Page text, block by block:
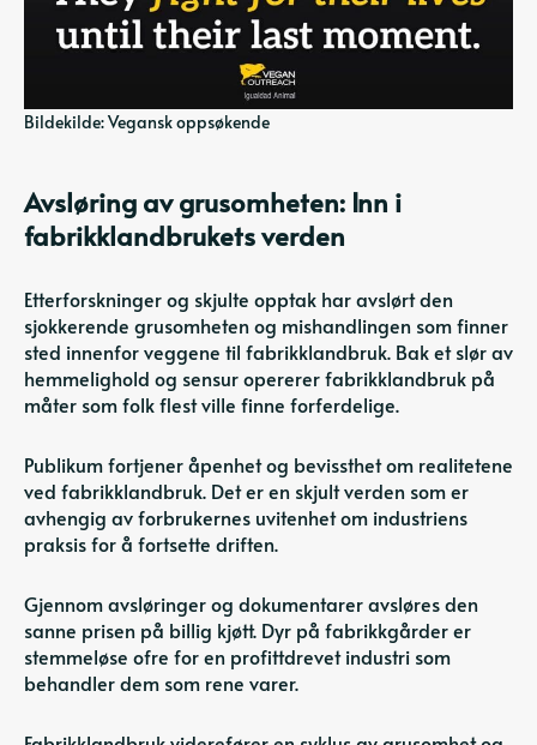
Bildekilde: Vegansk oppsøkende
Avsløring av grusomheten: Inn i
fabrikklandbrukets verden
Etterforskninger og skjulte opptak har avslørt den
sjokkerende grusomheten og mishandlingen som finner
sted innenfor veggene til fabrikklandbruk. Bak et slør av
hemmelighold og sensur opererer fabrikklandbruk på
måter som folk flest ville finne forferdelige.
Publikum fortjener åpenhet og bevissthet om realitetene
ved fabrikklandbruk. Det er en skjult verden som er
avhengig av forbrukernes uvitenhet om industriens
praksis for å fortsette driften.
Gjennom avsløringer og dokumentarer avsløres den
sanne prisen på billig kjøtt. Dyr på fabrikkgårder er
stemmeløse ofre for en profittdrevet industri som
behandler dem som rene varer.